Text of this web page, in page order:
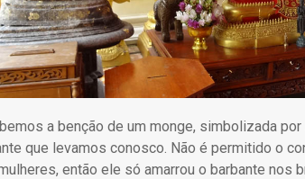
a benção de um monge, simbolizada
que levamos conosco. Não é permitido o
então ele só amarrou o barbante nos